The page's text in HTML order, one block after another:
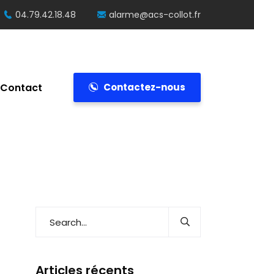
04.79.42.18.48 alarme@acs-collot.fr
Contact Contactez-nous
Articles récents